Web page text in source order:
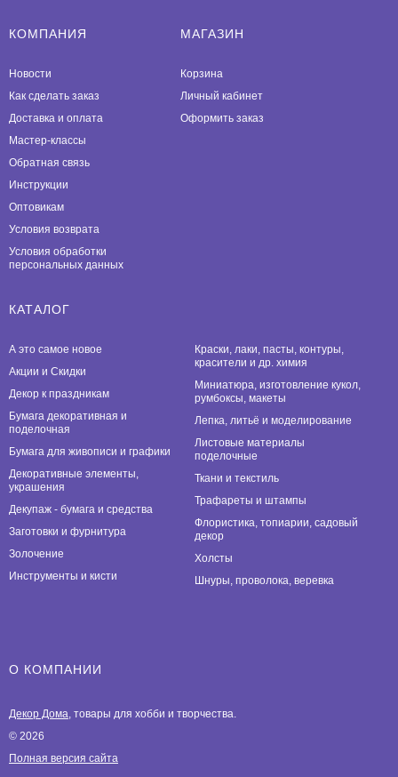
КОМПАНИЯ
Новости
Как сделать заказ
Доставка и оплата
Мастер-классы
Обратная связь
Инструкции
Оптовикам
Условия возврата
Условия обработки
персональных данных
МАГАЗИН
Корзина
Личный кабинет
Оформить заказ
КАТАЛОГ
А это самое новое
Акции и Скидки
Декор к праздникам
Бумага декоративная и
поделочная
Бумага для живописи и графики
Декоративные элементы,
украшения
Декупаж - бумага и средства
Заготовки и фурнитура
Золочение
Инструменты и кисти
Краски, лаки, пасты, контуры,
красители и др. химия
Миниатюра, изготовление кукол,
румбоксы, макеты
Лепка, литьё и моделирование
Листовые материалы
поделочные
Ткани и текстиль
Трафареты и штампы
Флористика, топиарии, садовый
декор
Холсты
Шнуры, проволока, веревка
О КОМПАНИИ
Декор Дома , товары для хобби и творчества.
© 2026
Полная версия сайта